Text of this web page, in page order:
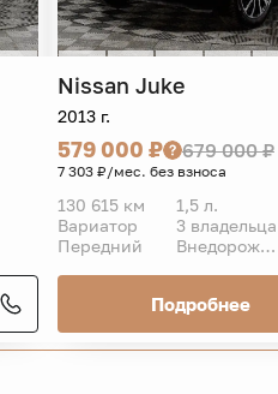
Nissan Juke
2013 г.
579 000 ₽ 679 000 ₽
7 303 ₽/мес. без взноса
130 615 км 1,5 л.
Вариатор
3 владельца
Передний
Внедорожник 5 дв.
Подробнее